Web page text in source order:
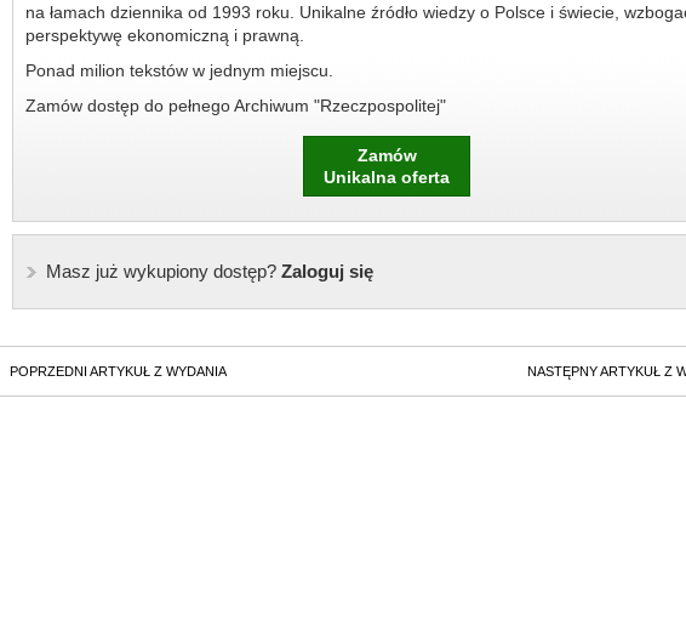
na łamach dziennika od 1993 roku. Unikalne źródło wiedzy o Polsce i świecie,
perspektywę ekonomiczną i prawną.
Ponad milion tekstów w jednym miejscu.
Zamów dostęp do pełnego Archiwum "Rzeczpospolitej"
Zamów
Unikalna oferta
Masz już wykupiony dostęp?Zaloguj się
POPRZEDNI ARTYKUŁ Z WYDANIA NASTĘPNY ARTYKUŁ Z